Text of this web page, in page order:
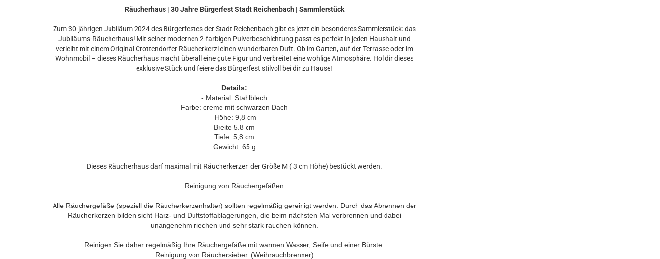
Räucherhaus | 30 Jahre Bürgerfest Stadt Reichenbach | Sammlerstück
Zum 30-jährigen Jubiläum 2024 des Bürgerfestes der Stadt Reichenbach gibt es jetzt ein besonderes Sammlerstück: das
Jubiläums-Räucherhaus! Mit seiner modernen 2-farbigen Pulverbeschichtung passt es perfekt in jeden Haushalt und
verleiht mit einem Original Crottendorfer Räucherkerzl einen wunderbaren Duft. Ob im Garten, auf der Terrasse oder im
Wohnmobil – dieses Räucherhaus macht überall eine gute Figur und verbreitet eine wohlige Atmosphäre. Hol dir dieses
exklusive Stück und feiere das Bürgerfest stilvoll bei dir zu Hause!
Details:
- Material: Stahlblech
Farbe: creme mit schwarzen Dach
Höhe: 9,8 cm
Breite 5,8 cm
Tiefe: 5,8 cm
Gewicht: 65 g
Dieses Räucherhaus darf maximal mit Räucherkerzen der Größe M ( 3 cm Höhe) bestückt werden.
Reinigung von Räuchergefäßen
Alle Räuchergefäße (speziell die Räucherkerzenhalter) sollten regelmäßig gereinigt werden. Durch das Abrennen der
Räucherkerzen bilden sicht Harz- und Duftstoffablagerungen, die beim nächsten Mal verbrennen und dabei
unangenehm riechen und sehr stark rauchen können.
Reinigen Sie daher regelmäßig Ihre Räuchergefäße mit warmen Wasser, Seife und einer Bürste.
Reinigung von Räuchersieben (Weihrauchbrenner)